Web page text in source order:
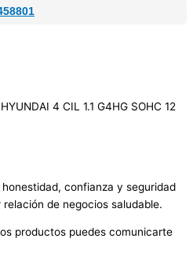
4 CIL 1.1 G4HG SOHC 12
confianza y seguridad
de negocios saludable.
productos puedes comunicarte